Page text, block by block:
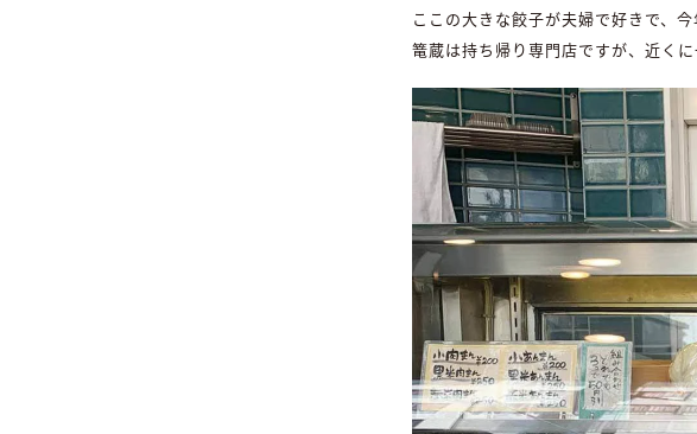
ここの大きな餃子が夫婦で好きで、
篭蔵は持ち帰り専門店ですが、近く